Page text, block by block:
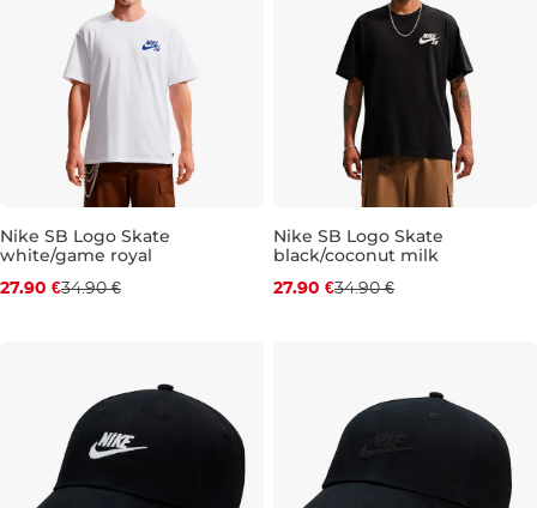
Zľava -20 %
Nike SB Logo Skate
white/game royal
27.90 €34.90 €
Zľava -20 %
Nike SB Logo Skate
black/coconut milk
27.90 €34.90 €